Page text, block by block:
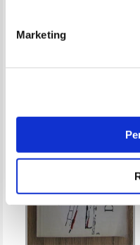
Marketing
nostri. Legende. Legende noua